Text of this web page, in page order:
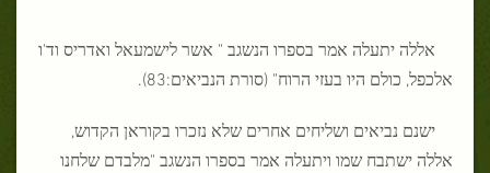
אללה יתעלה אמר בספרו הנשגב " אשר לישמעאל ואדריס וד'ו
אלכפל, כולם היו בעזי הרוח" (סורת הנביאים:83).
ישנם נביאים ושליחים אחרים שלא נזכרו בקוראן הקדוש,
אללה ישתבח שמו ויתעלה אמר בספרו הנשגב "מלבדם שלחנו